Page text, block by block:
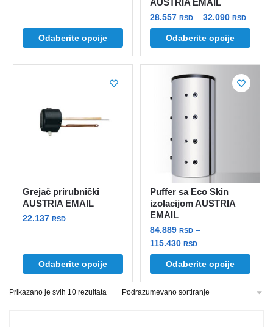
44.763 rsd
49.952 rsd
Odaberite opcije
više
izabrane
AUSTRIA EMAIL
28.557RSD – 32.090RSD
cena:
od
Odaberite opcije
Ovaj
ima
varijanti.
izabrane
stranici
proizvoda.
Grejač prirubnički
AUSTRIA EMAIL
22.137RSD
Odaberite opcije
proizvod
više
varijanti.
Puffer sa Eco Skin
izolacijom AUSTRIA
EMAIL
84.889RSD –
115.430RSDRaspon
cena:
od
84.889 rsd
do
Odaberite opcije
Ovaj
ima
Prikazano je svih 10 rezultata